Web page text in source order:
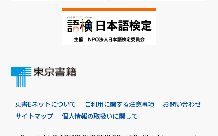
東書Eネットについて ご利用に関する注意事項
お問い合わせ
サイトマップ
個人情報の取扱いに関して